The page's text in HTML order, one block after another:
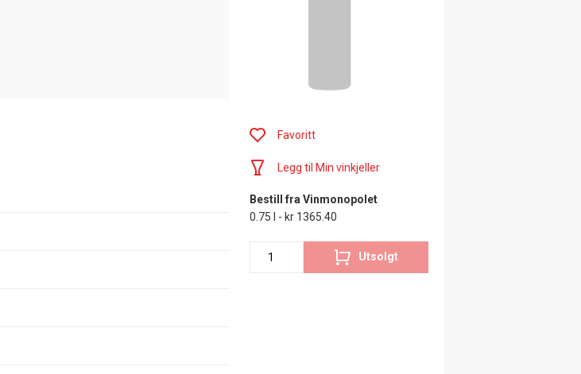
Favoritt
Legg til Min vinkjeller
Bestill fra Vinmonopolet
0.75 l - kr 1365.40
Utsolgt